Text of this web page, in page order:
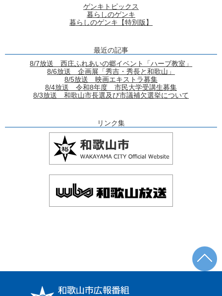
ゲンキトピックス
暮らしのゲンキ
暮らしのゲンキ【特別版】
最近の記事
8/7放送 西庄ふれあいの郷イベント「ハーブ教室」
8/6放送 企画展「秀吉・秀長と和歌山」
8/5放送 映画エキストラ募集
8/4放送 令和8年度 市民大学受講生募集
8/3放送 和歌山市長選及び市議補欠選挙について
リンク集